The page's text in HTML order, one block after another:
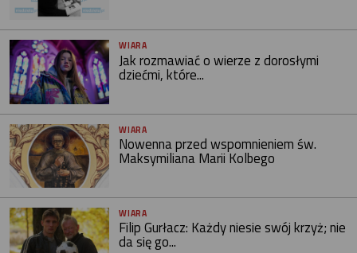
WIARA
Jak rozmawiać o wierze z dorosłymi
dziećmi, które...
WIARA
Nowenna przed wspomnieniem św.
Maksymiliana Marii Kolbego
WIARA
Filip Gurłacz: Każdy niesie swój krzyż; nie
da się go...